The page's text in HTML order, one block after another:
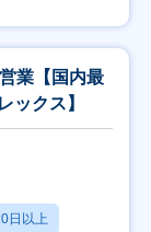
業【国内最
ックス】
日以上